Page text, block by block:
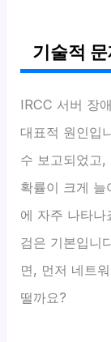
기술적
IRCC 서버 장
대표적 원인입
수 보고되었고,
확률이 크게 늘
에 자주 나타나
검은 기본입니
면, 먼저 네트
떨까요?